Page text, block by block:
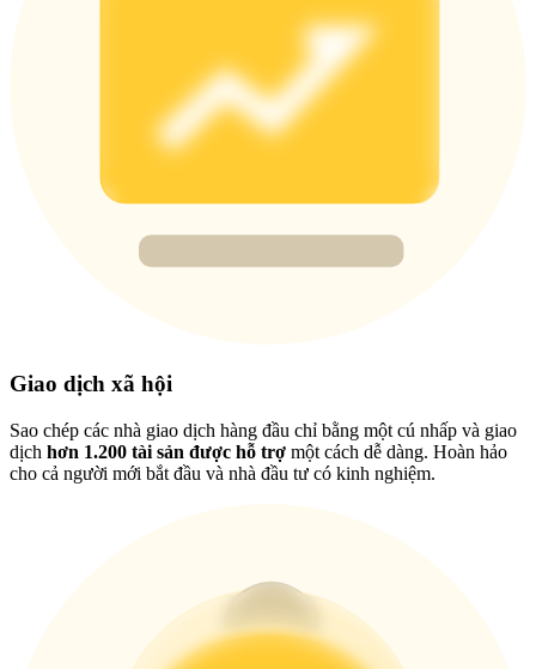
Deposit CASHCAT & Win
Share 500000 CASHCAT prize pool
Exclusive for BitMart Users
Register & Trade to Win 500,000 USDT
Trade Gold & Silver · 33,333 USDT Bonus
BTC New User Exclusive: 6.5% APR
Giao dịch xã hội
Sao chép các nhà giao dịch hàng đầu chỉ bằng một cú nhấp và giao
dịch hơn 1.200 tài sản được hỗ trợ một cách dễ dàng. Hoàn hảo
cho cả người mới bắt đầu và nhà đầu tư có kinh nghiệm.